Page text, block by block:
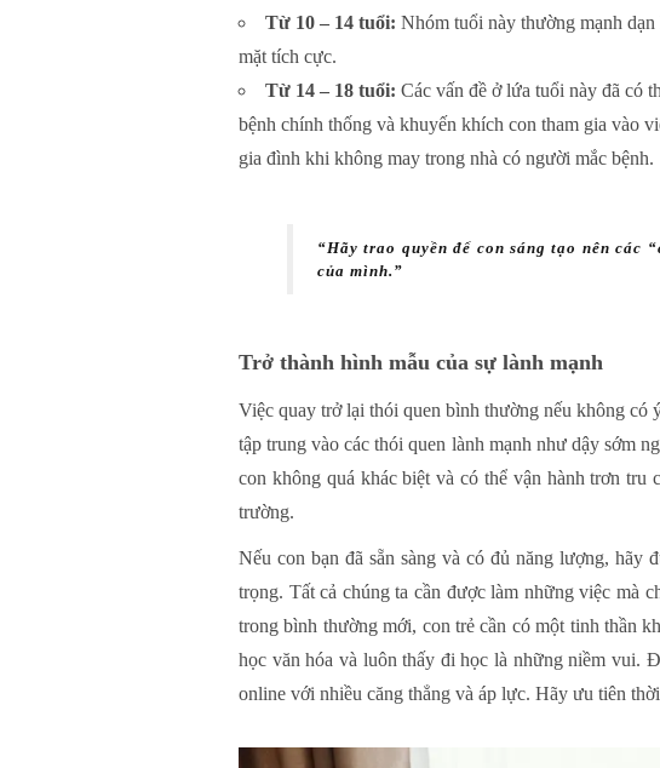
Từ 10 – 14 tuổi: Nhóm tuổi này thường mạnh
mặt tích cực.
Từ 14 – 18 tuổi: Các vấn đề ở lứa tuổi này đã có
bệnh chính thống và khuyến khích con tham gia vào
gia đình khi không may trong nhà có người mắc bệnh.
“Hãy trao quyền để con sáng tạo nên các
của mình.”
Trở thành hình mẫu của sự lành mạnh
Việc quay trở lại thói quen bình thường nếu không
tập trung vào các thói quen lành mạnh như dậy sớm
con không quá khác biệt và có thể vận hành trơn
trường.
Nếu con bạn đã sẵn sàng và có đủ năng lượng, hãy
trọng. Tất cả chúng ta cần được làm những việc mà
trong bình thường mới, con trẻ cần có một tinh thần
học văn hóa và luôn thấy đi học là những niềm vui.
online với nhiều căng thẳng và áp lực. Hãy ưu tiên